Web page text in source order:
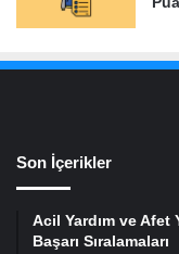
Son İçerikler
Acil Yardım ve Afet
Başarı Sıralamaları